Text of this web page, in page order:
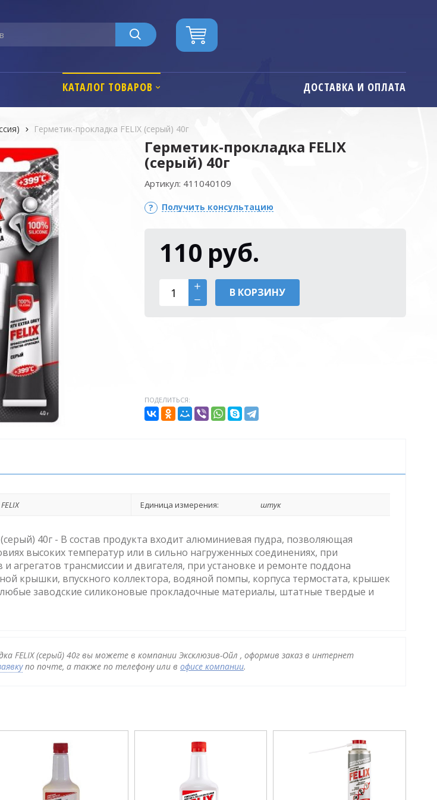
КАТАЛОГ ТОВАРОВ ДОСТАВКА И ОПЛАТА
Герметик-прокладка FELIX (серый) 40г
Герметик-прокладка FELIX
(серый) 40г
Артикул: 411040109
Получить консультацию
110 руб.
В КОРЗИНУ
ПОДЕЛИТЬСЯ:
FELIX Единица измерения: штук
40г - В состав продукта входит алюминиевая пудра, позволяющая
высоких температур или в сильно нагруженных соединениях, при
агрегатов трансмиссии и двигателя, при установке и ремонте поддона
крышки, впускного коллектора, водяной помпы, корпуса термостата, крышек
заводские силиконовые прокладочные материалы, штатные твердые и
FELIX (серый) 40г вы можете в компании Эксклюзив-Ойл , оформив заказ в интернет
по почте, а также по телефону или в офисе компании.